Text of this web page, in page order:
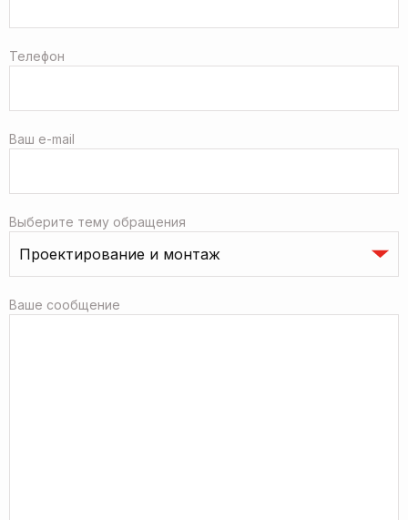
Телефон
Ваш e-mail
Выберите тему обращения
Ваше сообщение